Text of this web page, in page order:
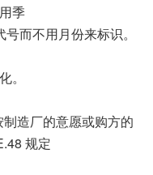
季
而不用月份来标识。
。
造厂的意愿或购方的
规定